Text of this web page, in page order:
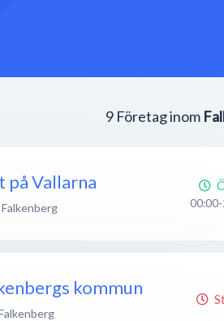
9 Företag inom
på Vallarna
Falkenberg
kommun